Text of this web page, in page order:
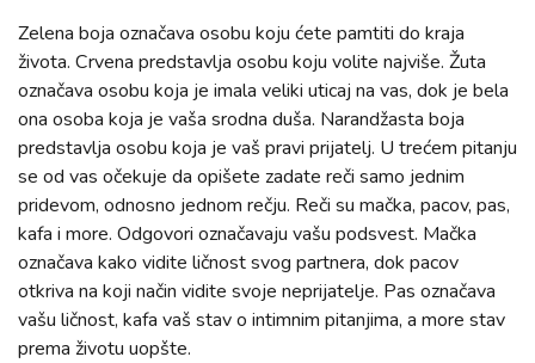
Zelena boja označava osobu koju ćete pamtiti do kraja
života. Crvena predstavlja osobu koju volite najviše. Žuta
označava osobu koja je imala veliki uticaj na vas, dok je bela
ona osoba koja je vaša srodna duša. Narandžasta boja
predstavlja osobu koja je vaš pravi prijatelj. U trećem pitanju
se od vas očekuje da opišete zadate reči samo jednim
pridevom, odnosno jednom rečju. Reči su mačka, pacov, pas,
kafa i more. Odgovori označavaju vašu podsvest. Mačka
označava kako vidite ličnost svog partnera, dok pacov
otkriva na koji način vidite svoje neprijatelje. Pas označava
vašu ličnost, kafa vaš stav o intimnim pitanjima, a more stav
prema životu uopšte.